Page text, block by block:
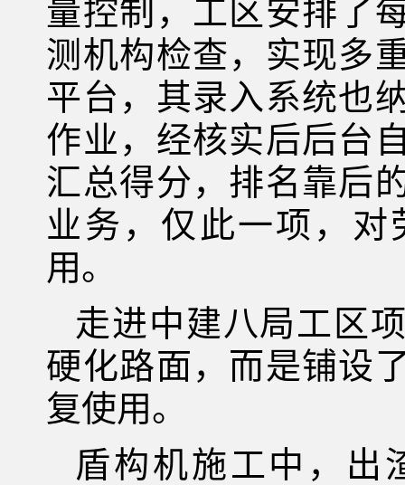
量控制，工区安排了
测机构检查，实现多
平台，其录入系统也
作业，经核实后后台
汇总得分，排名靠后
业务，仅此一项，
用。
走进中建八局工区
硬化路面，而是铺设
复使用。
盾构机施工中，出